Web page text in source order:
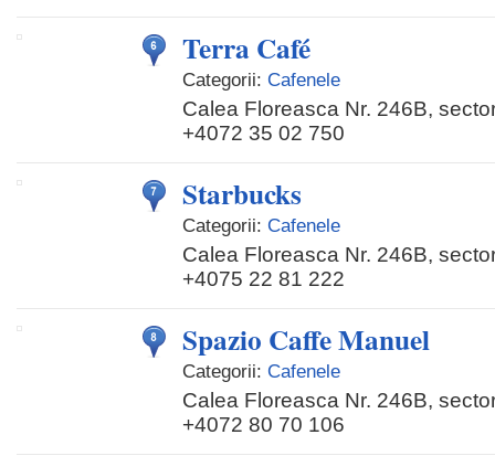
Terra Café
Categorii: Cafenele
Calea Floreasca Nr. 246B,
+4072 35 02 750
Starbucks
Categorii: Cafenele
Calea Floreasca Nr. 246B,
+4075 22 81 222
Spazio Caffe Manuel
Categorii: Cafenele
Calea Floreasca Nr. 246B,
+4072 80 70 106